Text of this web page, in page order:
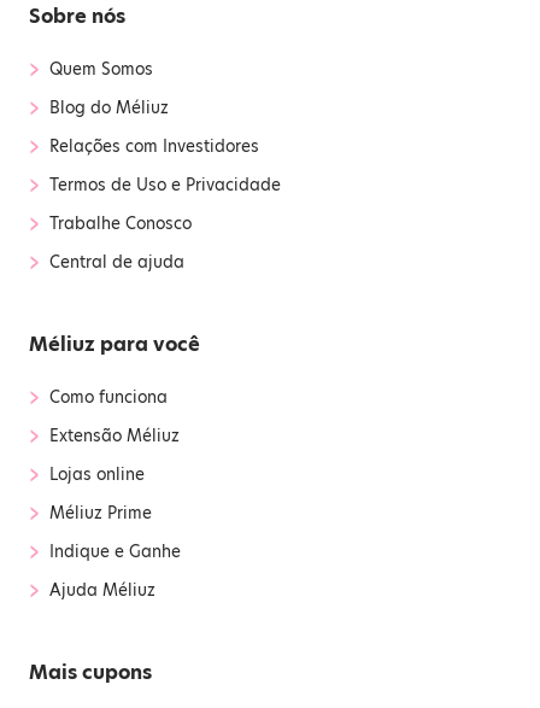
Sobre nós
› Quem Somos
› Blog do Méliuz
› Relações com Investidores
› Termos de Uso e Privacidade
› Trabalhe Conosco
› Central de ajuda
Méliuz para você
› Como funciona
› Extensão Méliuz
› Lojas online
› Méliuz Prime
› Indique e Ganhe
› Ajuda Méliuz
Mais cupons